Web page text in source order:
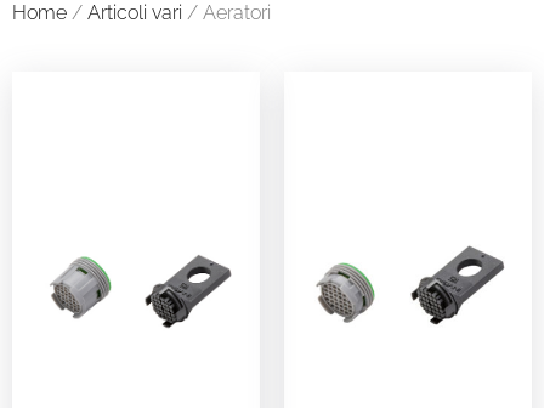
Home / Articoli vari / Aeratori